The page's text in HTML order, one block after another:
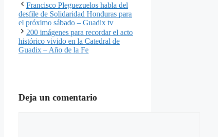
Francisco Pleguezuelos habla del
desfile de Solidaridad Honduras para
el próximo sábado – Guadix tv
200 imágenes para recordar el acto
histórico vivido en la Catedral de
Guadix – Año de la Fe
Deja un comentario